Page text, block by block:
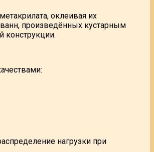
оклеивая их
произведённых кустарным
конструкции.
нагрузки при